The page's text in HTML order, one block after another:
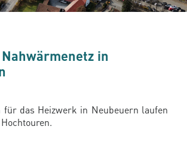
in
für das Heizwerk in Neubeuern laufen